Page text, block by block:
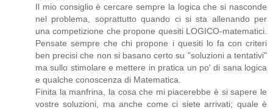
Il mio consiglio è cercare sempre la logica che si nasconde
nel problema, soprattutto quando ci si sta allenando per
una competizione che propone quesiti LOGICO-matematici.
Pensate sempre che chi propone i quesiti lo fa con criteri
ben precisi che non si basano certo su "soluzioni a tentativi"
ma sullo stimolare e mettere in pratica un po' di sana logica
e qualche conoscenza di Matematica.
Finita la manfrina, la cosa che mi piacerebbe è si sapere le
vostre soluzioni, ma anche come ci siete arrivati; quale è